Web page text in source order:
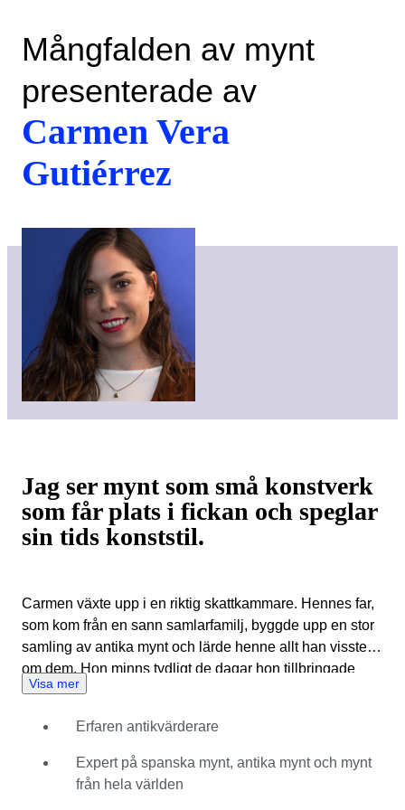
Mångfalden av mynt
presenterade av
Carmen Vera
Gutiérrez
Jag ser mynt som små konstverk
som får plats i fickan och speglar
sin tids konststil.
Carmen växte upp i en riktig skattkammare. Hennes far,
som kom från en sann samlarfamilj, byggde upp en stor
samling av antika mynt och lärde henne allt han visste
om dem. Hon minns tydligt de dagar hon tillbringade
med sin pappa och pratade om Iberiska halvön under
i handen. I tonåren började hon samla på egna. I takt
med att hon växte in i sin passion riktade Carmen
gradvis sin expertis mot spanska mynt från alla epoker.
Visa mer
Erfaren antikvärderare
Expert på spanska mynt, antika mynt och mynt
från hela världen